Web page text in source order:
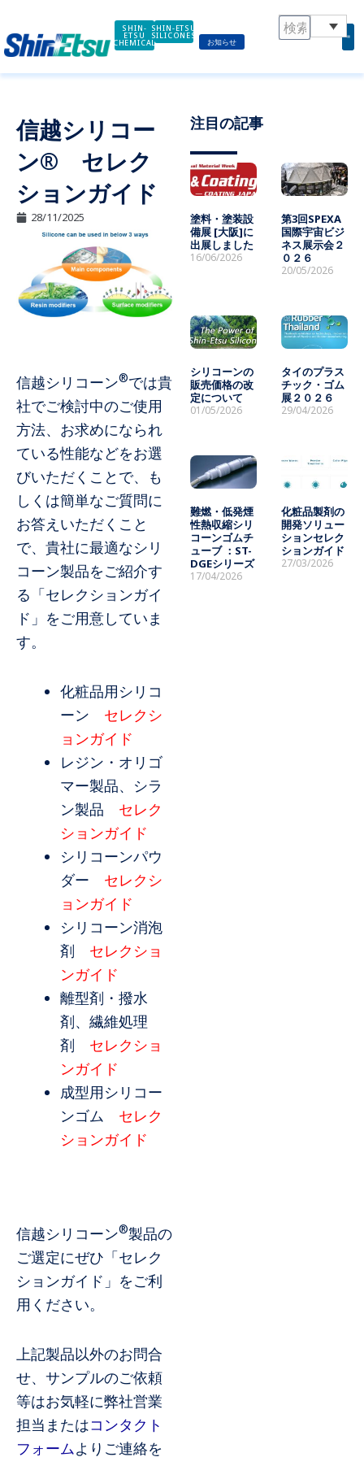
容
を
ス
SHIN-
ETSU
CHEMICAL
SHIN-ETSU
SILICONES
お知らせ
信越シリコー
ン® セレク
ションガイド
28/11/2025
信越シリコーン®では貴
社でご検討中のご使用
方法、お求めになられ
ている性能などをお選
びいただくことで、も
しくは簡単なご質問に
お答えいただくこと
で、貴社に最適なシリ
コーン製品をご紹介す
る「セレクションガイ
ド」をご用意していま
す。
化粧品用シリコ
ーン セレクシ
ョンガイド
レジン・オリゴ
マー製品、シラ
ン製品 セレク
ションガイド
シリコーンパウ
ダー セレクシ
ョンガイド
シリコーン消泡
剤 セレクショ
ンガイド
離型剤・撥水
剤、繊維処理
剤 セレクショ
ンガイド
成型用シリコー
ンゴム セレク
ションガイド
信越シリコーン®製品の
ご選定にぜひ「セレク
ションガイド」をご利
用ください。
上記製品以外のお問合
せ、サンプルのご依頼
等はお気軽に弊社営業
担当またはコンタクト
フォームよりご連絡を
注目の記事
塗料・塗装設
備展 [大阪]に
出展しました
16/06/2026
第3回SPEXA
国際宇宙ビジ
ネス展示会２
０２６
20/05/2026
シリコーンの
販売価格の改
定について
01/05/2026
タイのプラス
チック・ゴム
展２０２６
29/04/2026
難燃・低発煙
性熱収縮シリ
コーンゴムチ
ューブ ：ST-
DGEシリーズ
17/04/2026
化粧品製剤の
開発ソリュー
ションセレク
ションガイド
27/03/2026